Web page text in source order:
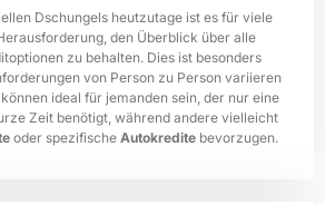
Dschungels heutzutage ist es für viele
den Überblick über alle
zu behalten. Dies ist besonders
von Person zu Person variieren
ideal für jemanden sein, der nur eine
Zeit benötigt, während andere vielleicht
oder spezifische Autokreditebevorzugen.